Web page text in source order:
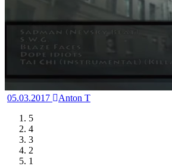
05.03.2017
Anton T
5
4
3
2
1